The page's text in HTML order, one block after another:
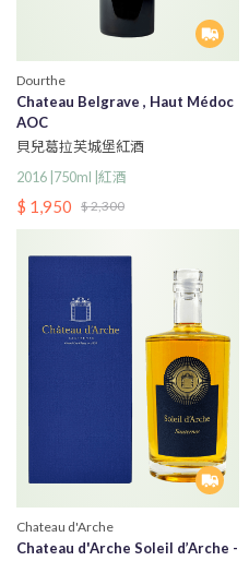
Dourthe
Chateau Belgrave , Haut Médoc
AOC
貝兒葛拉芙城堡紅酒
2016 |750ml |紅酒
$ 1,950 $ 2,300
Chateau d'Arche
Chateau d'Arche Soleil d’Arche -